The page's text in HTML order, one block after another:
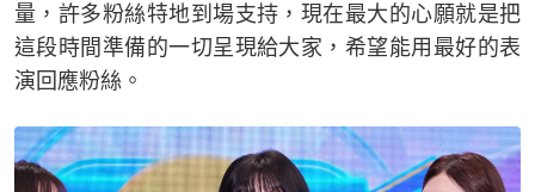
量，許多粉絲特地到場支持，現在最大的心願就是把
這段時間準備的一切呈現給大家，希望能用最好的表
演回應粉絲。